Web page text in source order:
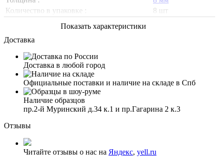
Количество в упаковке :
8 шт
Показать характеристики
Доставка
Доставка в любой город
Официальные поставки и наличие на складе в Спб
Наличие образцов
пр.2-й Муринский д.34 к.1 и пр.Гагарина 2 к.3
Отзывы
Читайте отзывы о нас на Яндекс, yell.ru